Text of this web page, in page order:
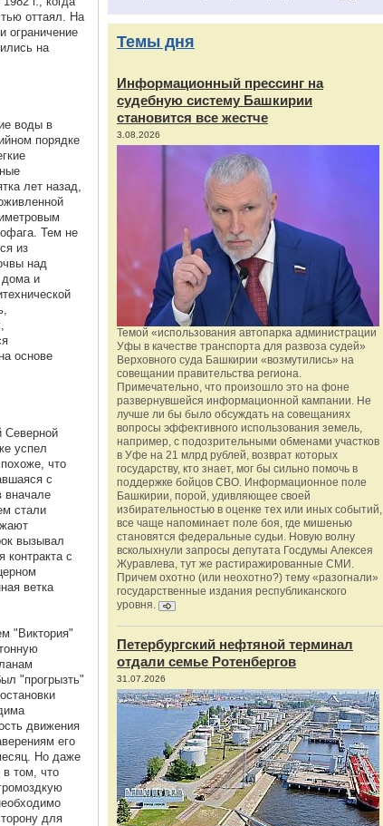
оттаял. На
ограничение
на
воды в
порядке
лет назад,
Тем не
из
над
дома и
основе
Северной
успел
что
с
вначале
стали
вызывал
контракта с
ветка
"Виктория"
"прогрызть"
движения
его
Но даже
в том, что
для
Темы дня
Информационный прессинг на
судебную систему Башкирии
становится все жестче
3.08.2026
Темой «использования автопарка администрации
Уфы в качестве транспорта для развоза судей»
Верховного суда Башкирии «возмутились» на
совещании правительства региона.
Примечательно, что произошло это на фоне
развернувшейся информационной кампании. Не
лучше ли бы было обсуждать на совещаниях
вопросы эффективного использования земель,
например, с подозрительными обменами участков
в Уфе на 21 млрд рублей, возврат которых
государству, кто знает, мог бы сильно помочь в
поддержке бойцов СВО. Информационное поле
Башкирии, порой, удивляющее своей
избирательностью в оценке тех или иных событий,
все чаще напоминает поле боя, где мишенью
становятся федеральные судьи. Новую волну
всколыхнули запросы депутата Госдумы Алексея
Журавлева, тут же растиражированные СМИ.
Причем охотно (или неохотно?) тему «разогнали»
государственные издания республиканского
уровня.
Петербургский нефтяной терминал
отдали семье Ротенбергов
31.07.2026